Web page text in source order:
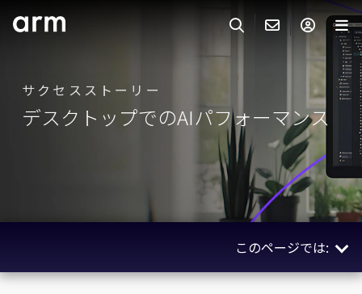
Skip to Footer
サーチ
ARMのお問い合わせ
サポート
企業様向けFlexible Access
その他のお問い合わせ
ARMアカウント
Armアカウント
ログインしてArmアカウントにアクセスする。
製品
サクセスストーリー
デスクトップでのAIパフォーマンス
このページでは:
概要